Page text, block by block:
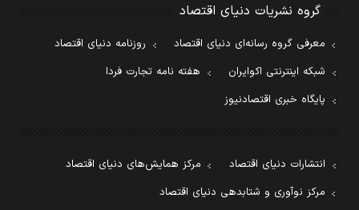
گروه نشریات دنیای اقتصاد
معرفی گروه رسانه‌ای دنیای اقتصاد
روزنامه دنیای اقتصاد
شبکه اینترنتی اکوایران
هفته نامه تجارت فردا
پایگاه خبری اقتصادنیوز
انتشارات دنیای اقتصاد
مرکز همایش‌های دنیای اقتصاد
مرکز نوآوری و شتابدهی دنیای اقتصاد